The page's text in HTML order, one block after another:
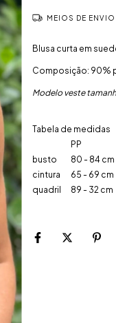
MEIOS DE ENVIO
Blusa curta em
Composição: 90%
Modelo veste
Tabela de medidas
PP
busto
80 - 84 cm
cintura
65 - 69 cm
quadril
89 - 32 cm